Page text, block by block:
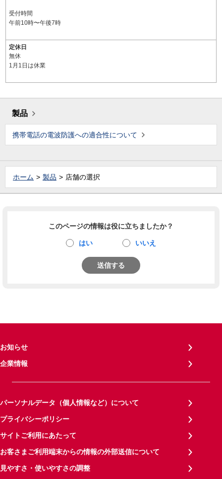
受付時間
午前10時〜午後7時
定休日
無休
1月1日は休業
製品
携帯電話の電波防護への適合性について
ホーム 製品 店舗の選択
このページの情報は役に立ちましたか？
はい いいえ
送信する
お知らせ
企業情報
パーソナルデータ（個人情報など）について
プライバシーポリシー
サイトご利用にあたって
お客さまご利用端末からの情報の外部送信について
見やすさ・使いやすさの調整